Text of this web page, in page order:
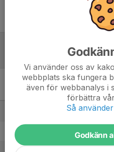
Division 4 Dam Mellersta
Skåne
Vi använder oss av
webbplats ska fungera
även för webbanalys i
förbättra
Så
Godkänn